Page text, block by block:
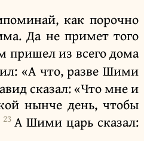
как порочно
Да не примет того
пришел из всего дома
«А что, разве Шими
сказал: «Что мне и
нынче день, чтобы
23 А Шими царь сказал: